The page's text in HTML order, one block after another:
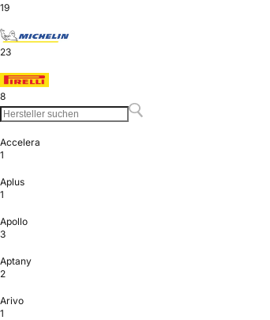
19
23
8
Accelera
1
Aplus
1
Apollo
3
Aptany
2
Arivo
1